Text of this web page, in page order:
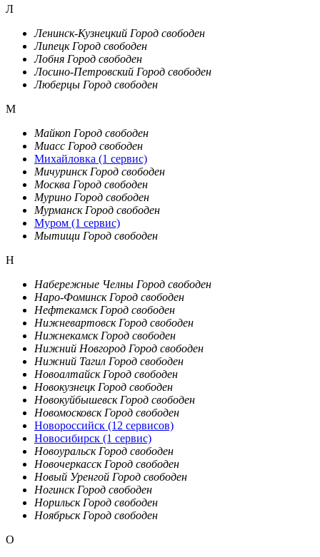
Л
Ленинск-Кузнецкий Город свободен
Липецк Город свободен
Лобня Город свободен
Лосино-Петровский Город свободен
Люберцы Город свободен
М
Майкоп Город свободен
Миасс Город свободен
Михайловка (1 сервис)
Мичуринск Город свободен
Москва Город свободен
Мурино Город свободен
Мурманск Город свободен
Муром (1 сервис)
Мытищи Город свободен
Н
Набережные Челны Город свободен
Наро-Фоминск Город свободен
Нефтекамск Город свободен
Нижневартовск Город свободен
Нижнекамск Город свободен
Нижний Новгород Город свободен
Нижний Тагил Город свободен
Новоалтайск Город свободен
Новокузнецк Город свободен
Новокуйбышевск Город свободен
Новомосковск Город свободен
Новороссийск (12 сервисов)
Новосибирск (1 сервис)
Новоуральск Город свободен
Новочеркасск Город свободен
Новый Уренгой Город свободен
Ногинск Город свободен
Норильск Город свободен
Ноябрьск Город свободен
О